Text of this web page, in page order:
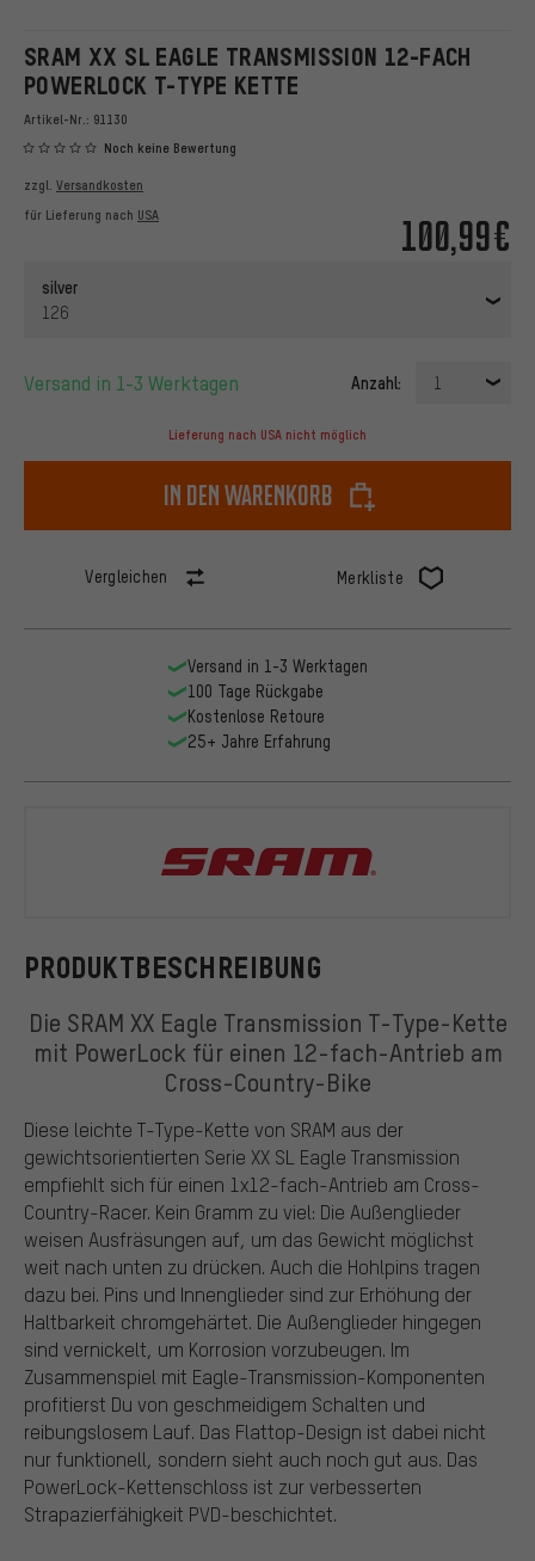
SRAM XX SL EAGLE TRANSMISSION 12-FACH
POWERLOCK T-TYPE KETTE
Artikel-Nr.: 91130
Noch keine Bewertung
100,99€
zzgl. Versandkosten
für Lieferung nach USA
silver
126
Versand in 1-3 Werktagen Anzahl: 1
Lieferung nach USA nicht möglich
In den Warenkorb
Vergleichen Merkliste
PRODUKTBESCHREIBUNG
Die SRAM XX Eagle Transmission T-Type-Kette
mit PowerLock für einen 12-fach-Antrieb am
Cross-Country-Bike
Diese leichte T-Type-Kette von SRAM aus der
gewichtsorientierten Serie XX SL Eagle Transmission
empfiehlt sich für einen 1x12-fach-Antrieb am Cross-
Country-Racer. Kein Gramm zu viel: Die Außenglieder
weisen Ausfräsungen auf, um das Gewicht möglichst
weit nach unten zu drücken. Auch die Hohlpins tragen
dazu bei. Pins und Innenglieder sind zur Erhöhung der
Haltbarkeit chromgehärtet. Die Außenglieder hingegen
sind vernickelt, um Korrosion vorzubeugen. Im
Zusammenspiel mit Eagle-Transmission-Komponenten
profitierst Du von geschmeidigem Schalten und
reibungslosem Lauf. Das Flattop-Design ist dabei nicht
nur funktionell, sondern sieht auch noch gut aus. Das
PowerLock-Kettenschloss ist zur verbesserten
Strapazierfähigkeit PVD-beschichtet.
Versand in 1-3 Werktagen
100 Tage Rückgabe
Kostenlose Retoure
25+ Jahre Erfahrung
SRAM